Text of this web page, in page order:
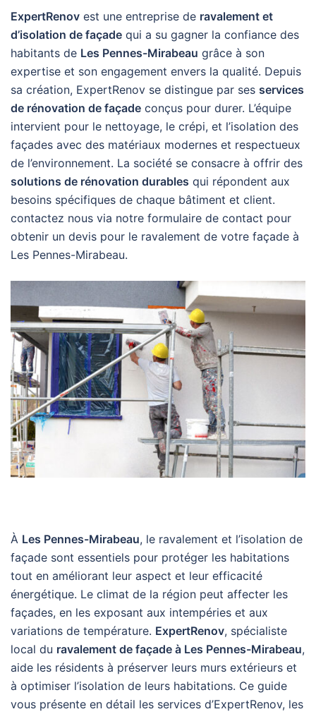
ExpertRenov est une entreprise de ravalement et
d’isolation de façade qui a su gagner la confiance des
habitants de Les Pennes-Mirabeau grâce à son
expertise et son engagement envers la qualité. Depuis
sa création, ExpertRenov se distingue par ses services
de rénovation de façade conçus pour durer. L’équipe
intervient pour le nettoyage, le crépi, et l’isolation des
façades avec des matériaux modernes et respectueux
de l’environnement. La société se consacre à offrir des
solutions de rénovation durables qui répondent aux
besoins spécifiques de chaque bâtiment et client.
contactez nous via notre formulaire de contact pour
obtenir un devis pour le ravalement de votre façade à
Les Pennes-Mirabeau.
À Les Pennes-Mirabeau, le ravalement et l’isolation de
façade sont essentiels pour protéger les habitations
tout en améliorant leur aspect et leur efficacité
énergétique. Le climat de la région peut affecter les
façades, en les exposant aux intempéries et aux
variations de température. ExpertRenov, spécialiste
local du ravalement de façade à Les Pennes-Mirabeau,
aide les résidents à préserver leurs murs extérieurs et
à optimiser l’isolation de leurs habitations. Ce guide
vous présente en détail les services d’ExpertRenov, les